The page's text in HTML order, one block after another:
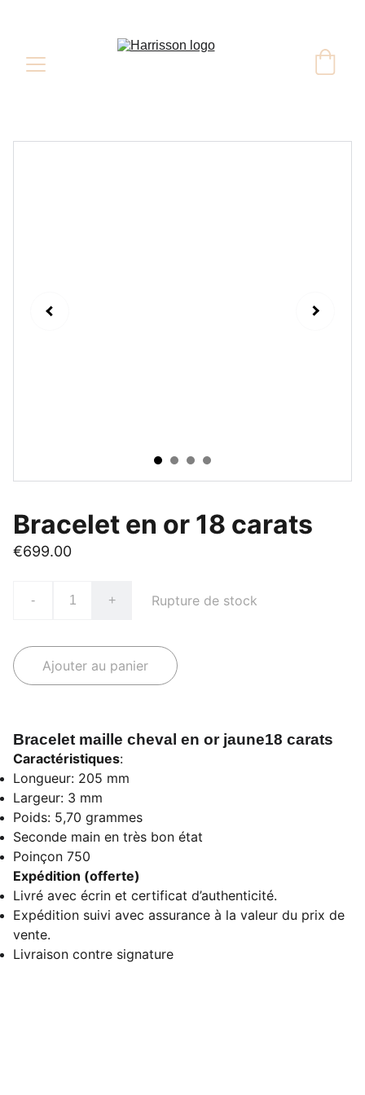
Bracelet en or 18 carats
€699.00
- + Rupture de stock
Ajouter au panier
Bracelet maille cheval en or jaune18 carats
Caractéristiques:
Longueur: 205 mm
Largeur: 3 mm
Poids: 5,70 grammes
Seconde main en très bon état
Poinçon 750
Expédition (offerte)
Livré avec écrin et certificat d’authenticité.
Expédition suivi avec assurance à la valeur du prix de
vente.
Livraison contre signature